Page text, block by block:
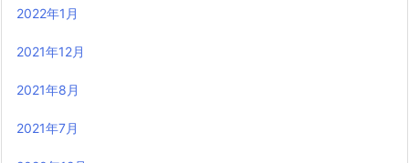
2022年1月
2021年12月
2021年8月
2021年7月